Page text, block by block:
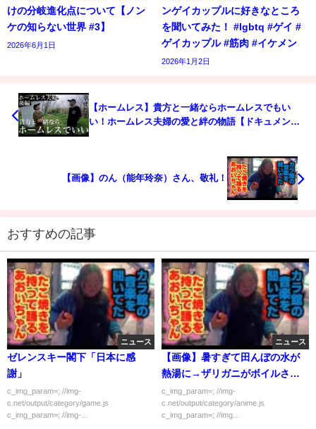
けの分岐進化点について【ノン
ケの知らない世界 #3】
2026年6月1日
ンゲイカップルに好きなところ
を聞いてみた！ #lgbtq #ゲイ #
ゲイカップル #筋肉 #イケメン
2026年1月2日
【ホームレス】貴方と一緒ならホームレスでもい
い！ホームレス夫婦の愛と絆の物語【ドキュメンタ
【画像】のん（能年玲奈）さん、敬礼！
おすすめの記事
ニュース
ゼレンスキー閣下「日本に感
謝」
c_img_param=; //img-
c.net/output/category/game.js
c_img_param=; //img-...
ニュース
【画像】暑すぎて田んぼの水が
熱湯に→ザリガニがボイルされ
てしまう…
c_img_param=; //img-
c.net/output/category/anime.js
c_img_param=; //img...